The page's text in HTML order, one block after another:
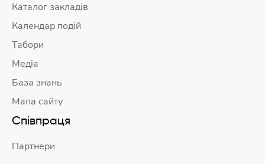
Каталог закладів
Календар подій
Табори
Медіа
База знань
Мапа сайту
Співпраця
Партнери